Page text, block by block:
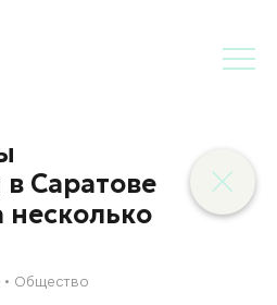
Саратове
Общество